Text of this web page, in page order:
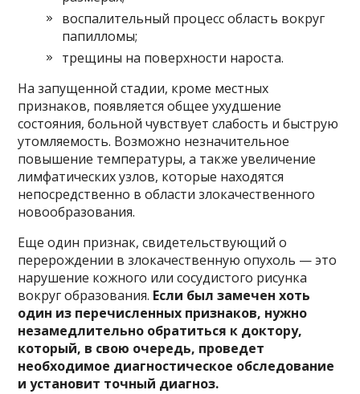
воспалительный процесс область вокруг
папилломы;
трещины на поверхности нароста.
На запущенной стадии, кроме местных
признаков, появляется общее ухудшение
состояния, больной чувствует слабость и быструю
утомляемость. Возможно незначительное
повышение температуры, а также увеличение
лимфатических узлов, которые находятся
непосредственно в области злокачественного
новообразования.
Еще один признак, свидетельствующий о
перерождении в злокачественную опухоль — это
нарушение кожного или сосудистого рисунка
вокруг образования. Если был замечен хоть
один из перечисленных признаков, нужно
незамедлительно обратиться к доктору,
который, в свою очередь, проведет
необходимое диагностическое обследование
и установит точный диагноз.